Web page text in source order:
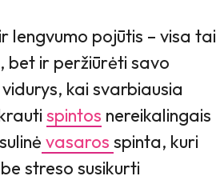
lengvumo pojūtis – visa tai
bet ir peržiūrėti savo
kai svarbiausia
spintos nereikalingais
vasaros spinta, kuri
streso susikurti